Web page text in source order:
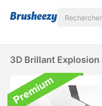
3D Brillant Explosion